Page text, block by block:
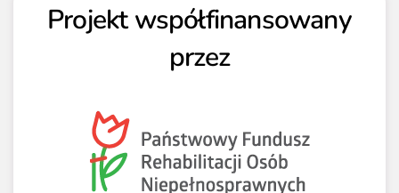
Projekt współfinansowany
przez